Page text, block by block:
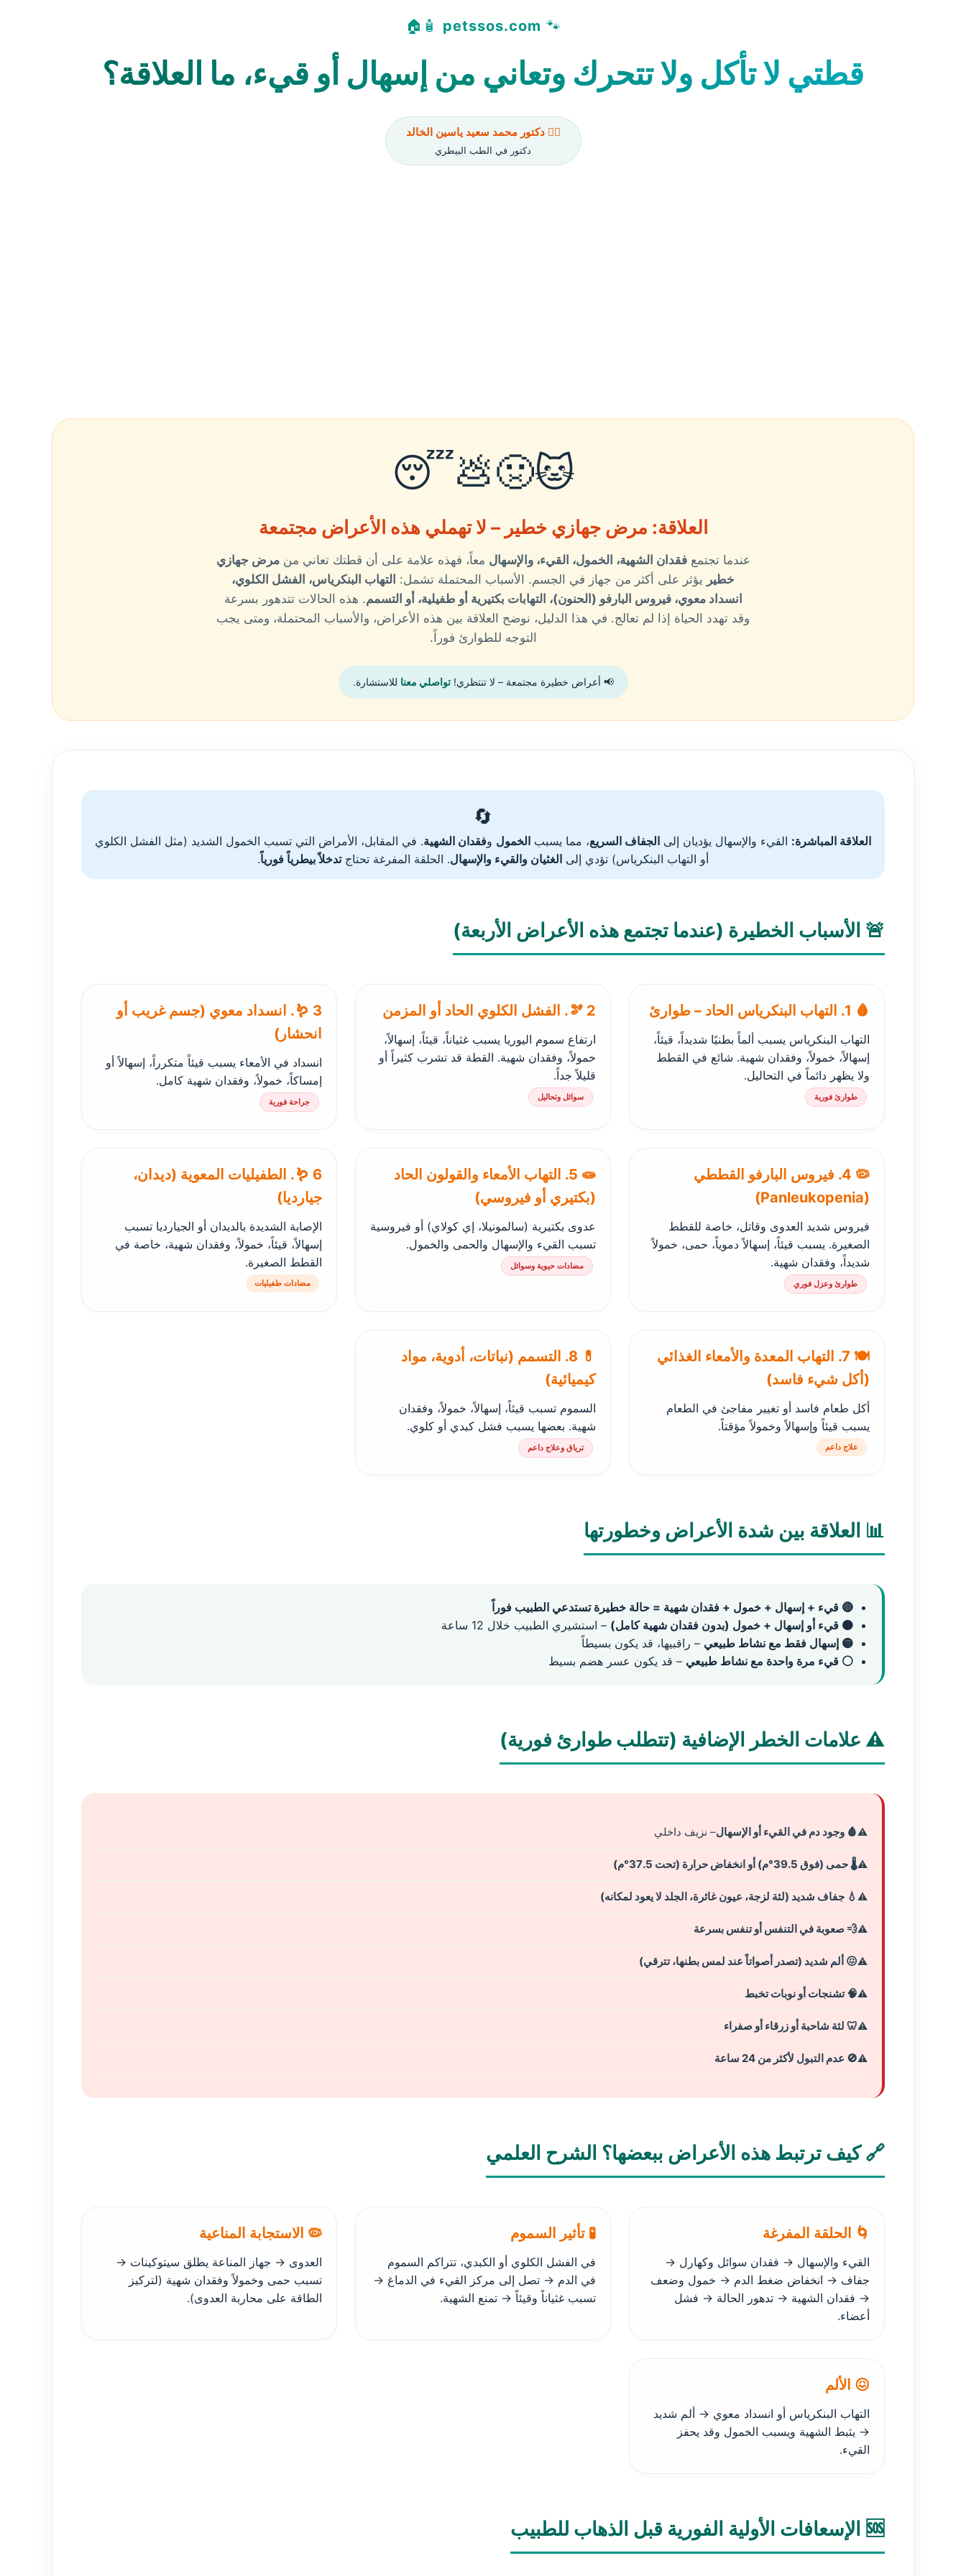
🐾
petssos.com
🧴🏠
قطتي لا تأكل ولا تتحرك وتعاني من إسهال أو قيء، ما العلاقة؟
👨‍⚕️ دكتور محمد سعيد ياسين الخالد
دكتور في الطب البيطري
🐱🤢💩😴
العلاقة: مرض جهازي خطير – لا تهملي هذه الأعراض مجتمعة
عندما تجتمعفقدان الشهية، الخمول، القيء، والإسهال معاً، فهذه علامة على أن قطتك تعاني منمرض جهازي
خطير يؤثر على أكثر من جهاز في الجسم. الأسباب المحتملة تشمل: التهاب البنكرياس، الفشل الكلوي،
انسداد معوي، فيروس البارفو (الحنون)، التهابات بكتيرية أو طفيلية، أو التسمم. هذه الحالات تتدهور بسرعة
وقد تهدد الحياة إذا لم تعالج. في هذا الدليل، نوضح العلاقة بين هذه الأعراض، والأسباب المحتملة، ومتى يجب
التوجه للطوارئ فوراً.
📢 أعراض خطيرة مجتمعة – لا تنتظري!تواصلي معنا للاستشارة.
🔄
العلاقة المباشرة: القيء والإسهال يؤديان إلى الجفاف السريع، مما يسبب الخمول وفقدان الشهية. في المقابل، الأمراض التي تسبب الخمول الشديد (مثل الفشل الكلوي
أو التهاب البنكرياس) تؤدي إلى الغثيان والقيء والإسهال. الحلقة المفرغة تحتاجتدخلاً بيطرياً فورياً.
🚨 الأسباب الخطيرة (عندما تجتمع هذه الأعراض الأربعة)
🩸 1. التهاب البنكرياس الحاد – طوارئ
التهاب البنكرياس يسبب ألماً بطنيًا شديداً، قيئاً،
إسهالاً، خمولاً، وفقدان شهية. شائع في القطط
ولا يظهر دائماً في التحاليل.
طوارئ فورية
🫘 2. الفشل الكلوي الحاد أو المزمن
ارتفاع سموم اليوريا يسبب غثياناً، قيئاً، إسهالاً،
خمولاً، وفقدان شهية. القطة قد تشرب كثيراً أو
قليلاً جداً.
سوائل وتحاليل
🪱 3. انسداد معوي (جسم غريب أو
انحشار)
انسداد في الأمعاء يسبب قيئاً متكرراً، إسهالاً أو
إمساكاً، خمولاً، وفقدان شهية كامل.
جراحة فورية
🦠 4. فيروس البارفو القططي
(Panleukopenia)
فيروس شديد العدوى وقاتل، خاصة للقطط
الصغيرة. يسبب قيئاً، إسهالاً دموياً، حمى، خمولاً
شديداً، وفقدان شهية.
طوارئ وعزل فوري
🧫 5. التهاب الأمعاء والقولون الحاد
(بكتيري أو فيروسي)
عدوى بكتيرية (سالمونيلا، إي كولاي) أو فيروسية
تسبب القيء والإسهال والحمى والخمول.
مضادات حيوية وسوائل
🪱 6. الطفيليات المعوية (ديدان،
جيارديا)
الإصابة الشديدة بالديدان أو الجيارديا تسبب
إسهالاً، قيئاً، خمولاً، وفقدان شهية، خاصة في
القطط الصغيرة.
مضادات طفيليات
🍽️ 7. التهاب المعدة والأمعاء الغذائي
(أكل شيء فاسد)
أكل طعام فاسد أو تغيير مفاجئ في الطعام
يسبب قيئاً وإسهالاً وخمولاً مؤقتاً.
علاج داعم
💊 8. التسمم (نباتات، أدوية، مواد
كيميائية)
السموم تسبب قيئاً، إسهالاً، خمولاً، وفقدان
شهية. بعضها يسبب فشل كبدي أو كلوي.
ترياق وعلاج داعم
📊 العلاقة بين شدة الأعراض وخطورتها
🔴 قيء + إسهال + خمول + فقدان شهية = حالة خطيرة تستدعي الطبيب فوراً
🟠 قيء أو إسهال + خمول (بدون فقدان شهية كامل) – استشيري الطبيب خلال 12 ساعة
🟡 إسهال فقط مع نشاط طبيعي – راقبيها، قد يكون بسيطاً
⚪ قيء مرة واحدة مع نشاط طبيعي – قد يكون عسر هضم بسيط
⚠️ علامات الخطر الإضافية (تتطلب طوارئ فورية)
🩸 وجود دم في القيء أو الإسهال– نزيف داخلي
🌡️ حمى (فوق 39.5°م) أو انخفاض حرارة (تحت 37.5°م)
💧 جفاف شديد (لثة لزجة، عيون غائرة، الجلد لا يعود لمكانه)
💨 صعوبة في التنفس أو تنفس بسرعة
😖 ألم شديد (تصدر أصواتاً عند لمس بطنها، تترقي)
🧠 تشنجات أو نوبات تخبط
🦷 لثة شاحبة أو زرقاء أو صفراء
🚫 عدم التبول لأكثر من 24 ساعة
🔗 كيف ترتبط هذه الأعراض ببعضها؟ الشرح العلمي
🌀 الحلقة المفرغة
القيء والإسهال → فقدان سوائل وكهارل →
جفاف → انخفاض ضغط الدم → خمول وضعف
→ فقدان الشهية → تدهور الحالة → فشل
أعضاء.
🧪 تأثير السموم
في الفشل الكلوي أو الكبدي، تتراكم السموم
في الدم → تصل إلى مركز القيء في الدماغ →
تسبب غثياناً وقيئاً → تمنع الشهية.
🦠 الاستجابة المناعية
العدوى → جهاز المناعة يطلق سيتوكينات →
تسبب حمى وخمولاً وفقدان شهية (لتركيز
الطاقة على محاربة العدوى).
😖 الألم
التهاب البنكرياس أو انسداد معوي → ألم شديد
→ يثبط الشهية ويسبب الخمول وقد يحفز
القيء.
🆘 الإسعافات الأولية الفورية قبل الذهاب للطبيب